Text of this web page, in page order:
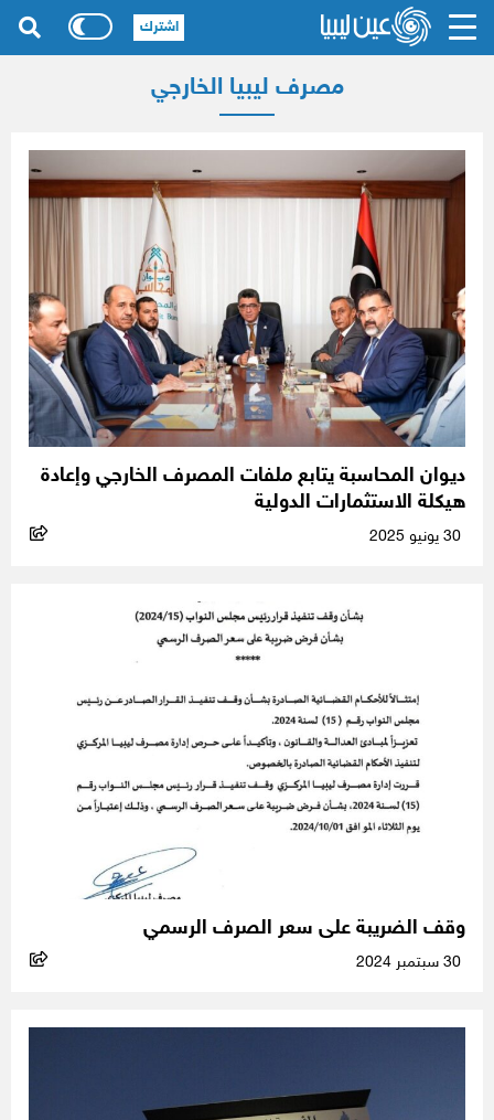
مصرف ليبيا الخارجي
ديوان المحاسبة يتابع ملفات المصرف الخارجي وإعادة
هيكلة الاستثمارات الدولية
وقف الضريبة على سعر الصرف الرسمي
اشترك